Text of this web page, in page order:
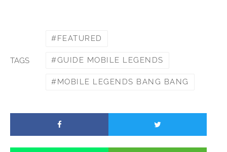
TAGS
FEATURED
GUIDE MOBILE LEGENDS
MOBILE LEGENDS BANG BANG